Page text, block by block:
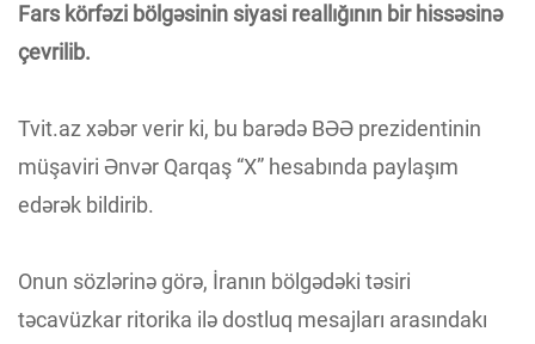
Fars körfəzi bölgəsinin siyasi reallığının bir hissəsinə
çevrilib.
Tvit.az xəbər verir ki, bu barədə BƏƏ prezidentinin
müşaviri Ənvər Qarqaş “X” hesabında paylaşım
edərək bildirib.
Onun sözlərinə görə, İranın bölgədəki təsiri
təcavüzkar ritorika ilə dostluq mesajları arasındakı